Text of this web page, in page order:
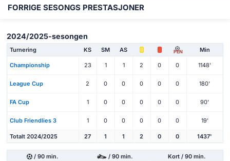
FORRIGE SESONGS PRESTASJONER
2024/2025-sesongen
Turnering KS SM AS PEN Min
Championship 23 1 1 2 0 0 1148'
League Cup 2 0 0 0 0 0 180'
FA Cup 1 0 0 0 0 0 90'
Club Friendlies 3 1 0 0 0 0 0 19'
Totalt 2024/2025 27 1 1 2 0 0 1437'
/ 90 min. / 90 min. Kort / 90 min.